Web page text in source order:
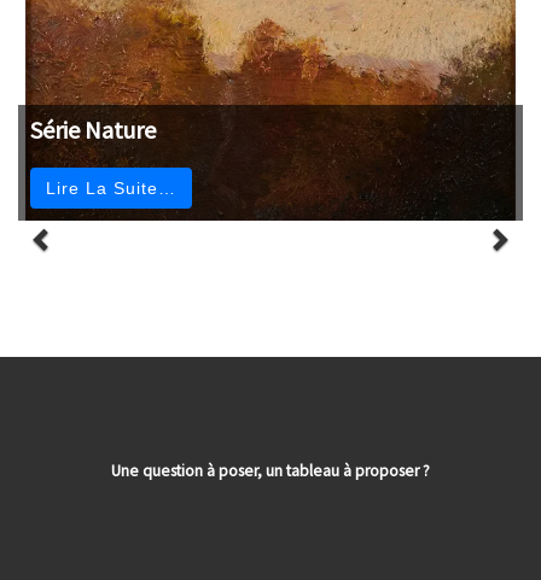
Série Nature
Lire La Suite…
Une question à poser, un tableau à proposer ?